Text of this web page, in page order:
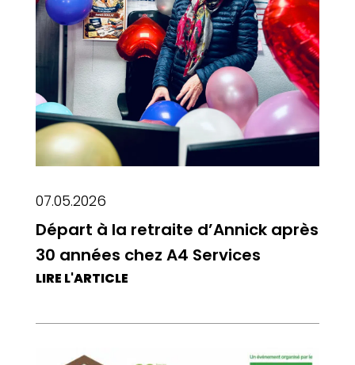
07.05.2026
Départ à la retraite d’Annick après
30 années chez A4 Services
LIRE L'ARTICLE